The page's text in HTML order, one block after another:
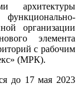
архитектуры
организации
элемента
с рабочим
(МРК).
до 17 мая 2023